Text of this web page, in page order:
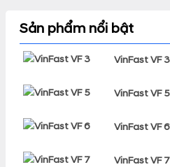
Sản phẩm nổi bật
VinFast VF 3
VinFast VF 5
VinFast VF 6
VinFast VF 7